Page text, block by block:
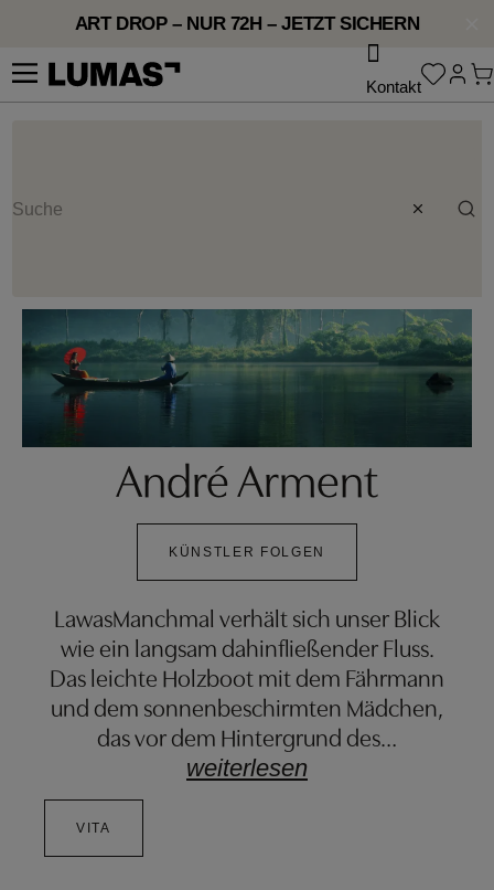
ART DROP – NUR 72H – JETZT SICHERN
Kontakt
André Arment
KÜNSTLER FOLGEN
LawasManchmal verhält sich unser Blick
wie ein langsam dahinfließender Fluss.
Das leichte Holzboot mit dem Fährmann
und dem sonnenbeschirmten Mädchen,
das vor dem Hintergrund des…
weiterlesen
VITA